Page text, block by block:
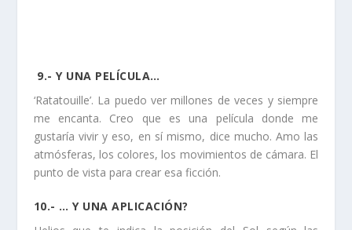
9.- Y UNA PELÍCULA…
‘Ratatouille’. La puedo ver millones de veces y siempre
me encanta. Creo que es una película donde me
gustaría vivir y eso, en sí mismo, dice mucho. Amo las
atmósferas, los colores, los movimientos de cámara. El
punto de vista para crear esa ficción.
10.- … Y UNA APLICACIÓN?